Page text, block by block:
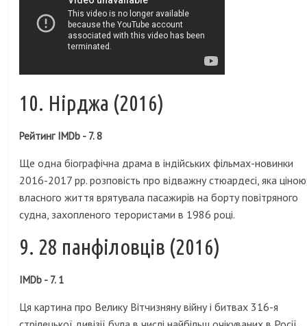
10. Нірджа (2016)
Рейтинг IMDb - 7. 8
Ще одна біографічна драма в індійських фільмах-новинки
2016-2017 рр. розповість про відважну стюардесі, яка ціною
власного життя врятувала пасажирів на борту повітряного
судна, захопленого терористами в 1986 році.
9. 28 панфіловців (2016)
IMDb - 7. 1
Ця картина про Велику Вітчизняну війну і битвах 316-я